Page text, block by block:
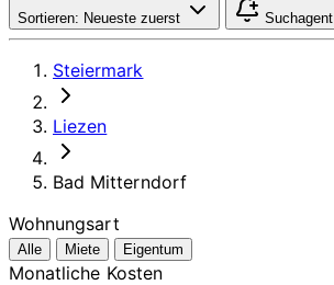
Sortieren: Neueste zuerst Suchagent
Steiermark
Liezen
Bad Mitterndorf
Wohnungsart
Alle Miete Eigentum
Monatliche Kosten